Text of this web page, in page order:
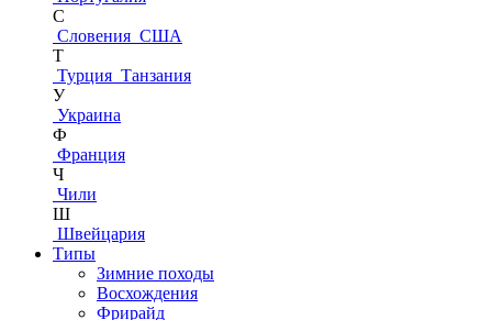
С
Словения США
Т
Турция Танзания
У
Украина
Ф
Франция
Ч
Чили
Ш
Швейцария
Типы
Зимние походы
Восхождения
Фрирайд